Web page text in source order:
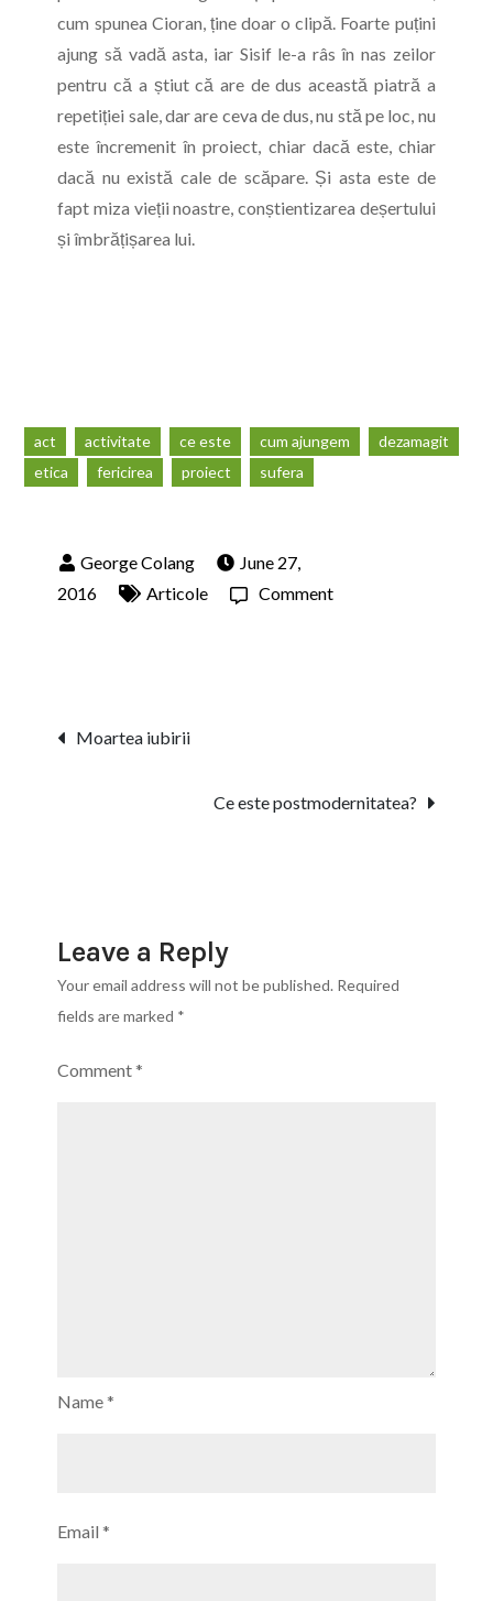
cum spunea Cioran, ține doar o clipă. Foarte puțini
ajung să vadă asta, iar Sisif le-a râs în nas zeilor
pentru că a știut că are de dus această piatră a
repetiției sale, dar are ceva de dus, nu stă pe loc, nu
este încremenit în proiect, chiar dacă este, chiar
dacă nu există cale de scăpare. Și asta este de
fapt miza vieții noastre, conștientizarea deșertului
și îmbrățișarea lui.
act activitate ce este cum ajungem
dezamagit
etica
fericirea proiect sufera
June 27,
2016
Articole Commenton
Post
navigation
Moartea iubirii
Ce este postmodernitatea?
Leave a Reply
Your email address will not be published. Required
fields are marked *
Comment*
Name*
Email*